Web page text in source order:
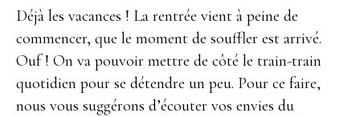
Déjà les vacances ! La rentrée vient à peine de
commencer, que le moment de souffler est arrivé.
Ouf ! On va pouvoir mettre de côté le train-train
quotidien pour se détendre un peu. Pour ce faire,
nous vous suggérons d’écouter vos envies du